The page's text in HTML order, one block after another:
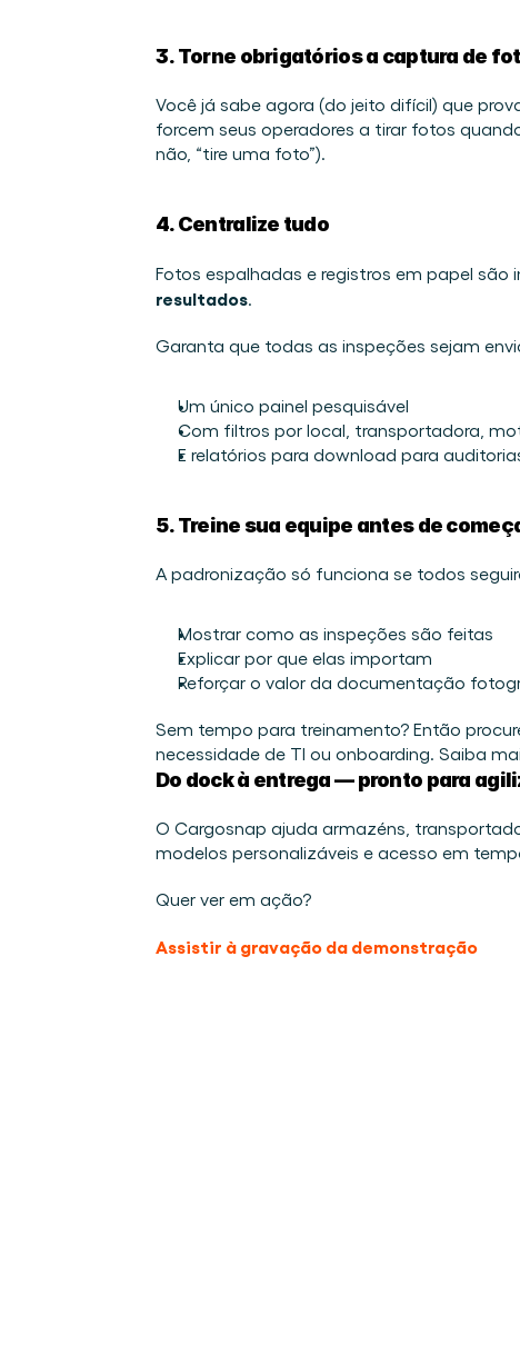
3. Torne obrigatórios a captura de
Você já sabe agora (do jeito difícil) que
forcem seus operadores a tirar fotos
não, “tire uma foto”).
4. Centralize tudo
Fotos espalhadas e registros em papel
resultados.
Garanta que todas as inspeções sejam
Um único painel pesquisável
Com filtros por local, transportadora,
E relatórios para download para
5. Treine sua equipe antes de
A padronização só funciona se todos
Mostrar como as inspeções são feitas
Explicar por que elas importam
Reforçar o valor da documentação
Sem tempo para treinamento? Então
necessidade de TI ou onboarding. Saiba
Do dock à entrega — pronto para
O Cargosnap ajuda armazéns,
modelos personalizáveis e acesso em
Quer ver em ação?
Assistir à gravação da demonstração